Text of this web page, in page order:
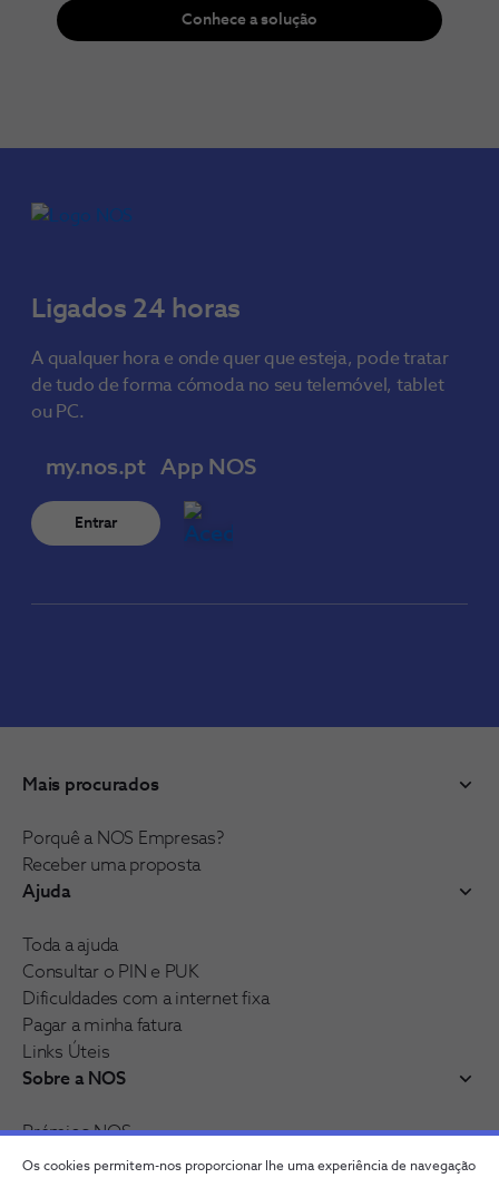
Os cookies permitem-nos proporcionar lhe uma experiência de navegação
Conhece a solução
Ligados 24 horas
A qualquer hora e onde quer que esteja, pode tratar
de tudo de forma cómoda no seu telemóvel, tablet
ou PC.
my.nos.pt
Entrar
App NOS
Mais procurados
Porquê a NOS Empresas?
Receber uma proposta
Ajuda
Toda a ajuda
Consultar o PIN e PUK
Dificuldades com a internet fixa
Pagar a minha fatura
Links Úteis
Sobre a NOS
Prémios NOS
Reconhecimentos e distinções